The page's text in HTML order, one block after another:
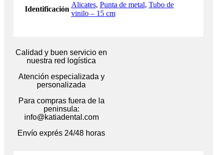
Identificación
Alicates, Punta de metal, Tubo de
vinilo – 15 cm
Calidad y buen servicio en
nuestra red logística
Atención especializada y
personalizada
Para compras fuera de la
peninsula:
info@katiadental.com
Envío exprés 24/48 horas